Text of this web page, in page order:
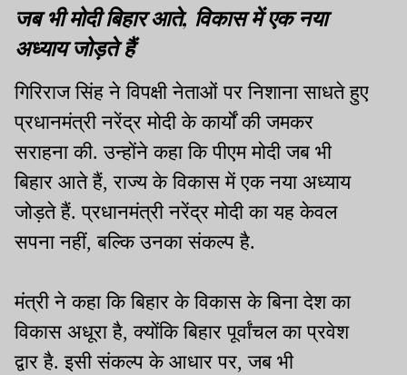
जब भी मोदी बिहार आते, विकास में एक नया
अध्याय जोड़ते हैं
गिरिराज सिंह ने विपक्षी नेताओं पर निशाना साधते हुए
प्रधानमंत्री नरेंद्र मोदी के कार्यों की जमकर
सराहना की. उन्होंने कहा कि पीएम मोदी जब भी
बिहार आते हैं, राज्य के विकास में एक नया अध्याय
जोड़ते हैं. प्रधानमंत्री नरेंद्र मोदी का यह केवल
सपना नहीं, बल्कि उनका संकल्प है.
मंत्री ने कहा कि बिहार के विकास के बिना देश का
विकास अधूरा है, क्योंकि बिहार पूर्वांचल का प्रवेश
द्वार है. इसी संकल्प के आधार पर, जब भी